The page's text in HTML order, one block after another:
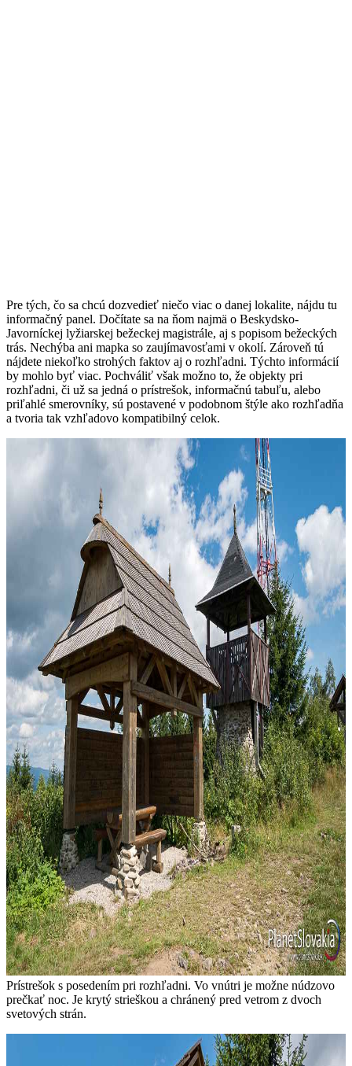
Pre tých, čo sa chcú dozvedieť niečo viac o danej lokalite, nájdu tu
informačný panel. Dočítate sa na ňom najmä o Beskydsko-
Javorníckej lyžiarskej bežeckej magistrále, aj s popisom bežeckých
trás. Nechýba ani mapka so zaujímavosťami v okolí. Zároveň tú
nájdete niekoľko strohých faktov aj o rozhľadni. Týchto informácií
by mohlo byť viac. Pochváliť však možno to, že objekty pri
rozhľadni, či už sa jedná o prístrešok, informačnú tabuľu, alebo
priľahlé smerovníky, sú postavené v podobnom štýle ako rozhľadňa
a tvoria tak vzhľadovo kompatibilný celok.
Prístrešok s posedením pri rozhľadni. Vo vnútri je možne núdzovo
prečkať noc. Je krytý strieškou a chránený pred vetrom z dvoch
svetových strán.